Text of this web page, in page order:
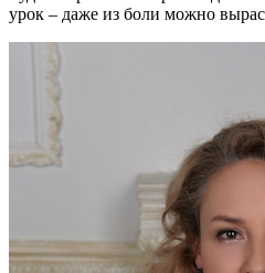
урок – даже из боли можно